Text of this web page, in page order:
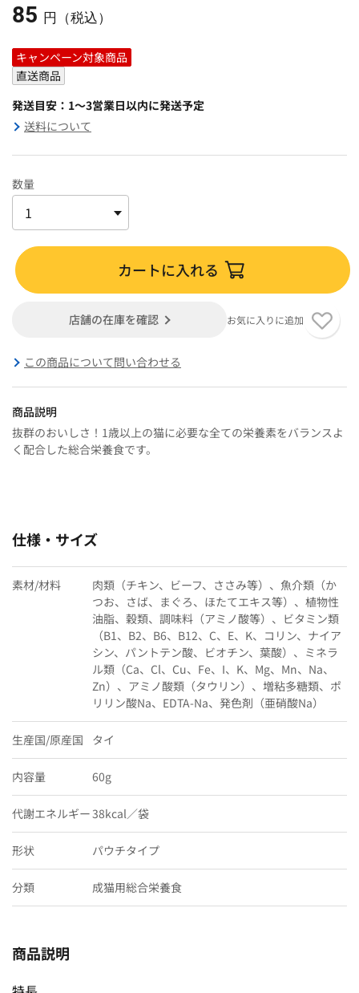
85 円（税込）
キャンペーン対象商品
直送商品
発送目安：1～3営業日以内に発送予定
送料について
数量
カートに入れる
店舗の在庫を確認 お気に入りに追加
この商品について問い合わせる
商品説明
抜群のおいしさ！1歳以上の猫に必要な全ての栄養素をバランスよ
く配合した総合栄養食です。
仕様・サイズ
素材/材料
肉類（チキン、ビーフ、ささみ等）、魚介類（か
つお、さば、まぐろ、ほたてエキス等）、植物性
油脂、穀類、調味料（アミノ酸等）、ビタミン類
（B1、B2、B6、B12、C、E、K、コリン、ナイア
シン、パントテン酸、ビオチン、葉酸）、ミネラ
ル類（Ca、Cl、Cu、Fe、I、K、Mg、Mn、Na、
Zn）、アミノ酸類（タウリン）、増粘多糖類、ポ
リリン酸Na、EDTA-Na、発色剤（亜硝酸Na）
生産国/原産国 タイ
内容量 60g
代謝エネルギー38kcal／袋
形状 パウチタイプ
分類 成猫用総合栄養食
商品説明